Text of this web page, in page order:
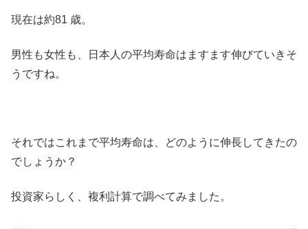
現在は約81 歳。
男性も女性も、日本人の平均寿命はますます伸びていきそ
うですね。
それではこれまで平均寿命は、どのように伸長してきたの
でしょうか？
投資家らしく、複利計算で調べてみました。